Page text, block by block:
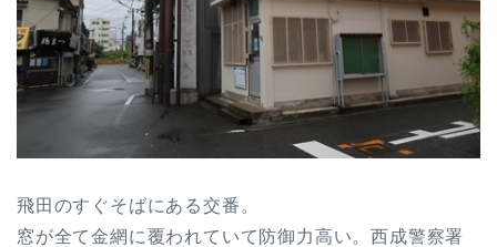
飛田のすぐそばにある交番。
窓が全て金網に覆われていて防御力高い。西成警察署